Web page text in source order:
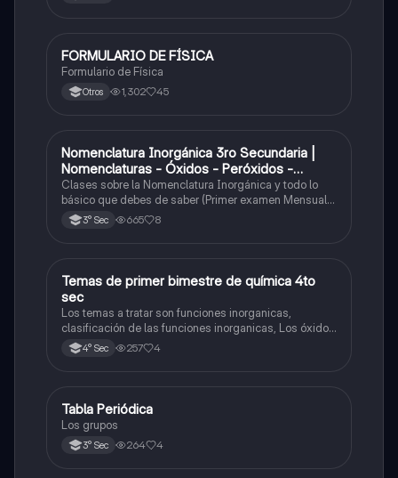
Física
FORMULARIO DE FÍSICA
Formulario de Física
Otros 1,302 45
Química
Nomenclatura Inorgánica 3ro Secundaria |
Nomenclaturas - Óxidos - Peróxidos -
Hidróxido o Bases
Clases sobre la Nomenclatura Inorgánica y todo lo
básico que debes de saber (Primer examen Mensual
2025)3° Sec 665 8
Química
Temas de primer bimestre de química 4to
sec
Los temas a tratar son funciones inorganicas,
clasificación de las funciones inorganicas, Los óxidos
y los óxidos ácidos
4° Sec 257 4
Química
Tabla Periódica
Los grupos
3° Sec 264 4